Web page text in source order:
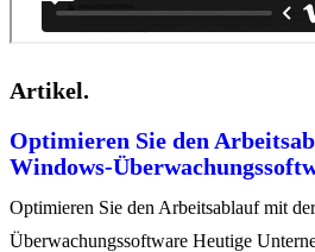
Artikel.
Optimieren Sie den
Windows-
Optimieren Sie den Arbeitsablauf mit
Überwachungssoftware Heutige